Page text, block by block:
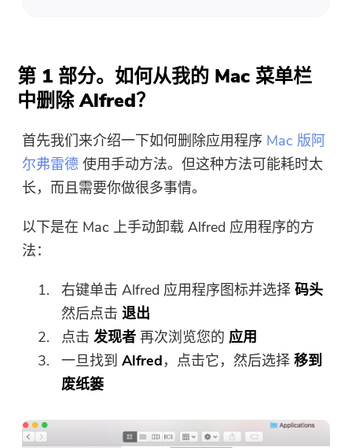
第 1 部分。如何从我的 Mac 菜单栏
中删除 Alfred？
首先我们来介绍一下如何删除应用程序 Mac 版阿
尔弗雷德 使用手动方法。但这种方法可能耗时太
长，而且需要你做很多事情。
以下是在 Mac 上手动卸载 Alfred 应用程序的方
法：
右键单击 Alfred 应用程序图标并选择码头
然后点击退出
点击发现者再次浏览您的应用
一旦找到Alfred，点击它，然后选择移到
废纸篓